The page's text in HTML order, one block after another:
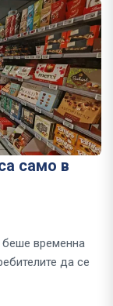
само в
временна
да се